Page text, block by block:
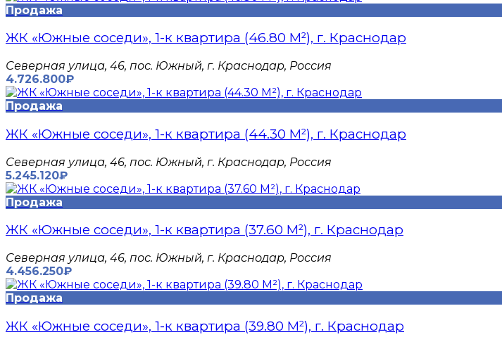
Продажа
ЖК «Южные соседи», 1-к квартира (46.80 М²), г. Краснодар
Северная улица, 46, пос. Южный, г. Краснодар, Россия
4.726.800₽
Продажа
ЖК «Южные соседи», 1-к квартира (44.30 М²), г. Краснодар
Северная улица, 46, пос. Южный, г. Краснодар, Россия
5.245.120₽
Продажа
ЖК «Южные соседи», 1-к квартира (37.60 М²), г. Краснодар
Северная улица, 46, пос. Южный, г. Краснодар, Россия
4.456.250₽
Продажа
ЖК «Южные соседи», 1-к квартира (39.80 М²), г. Краснодар